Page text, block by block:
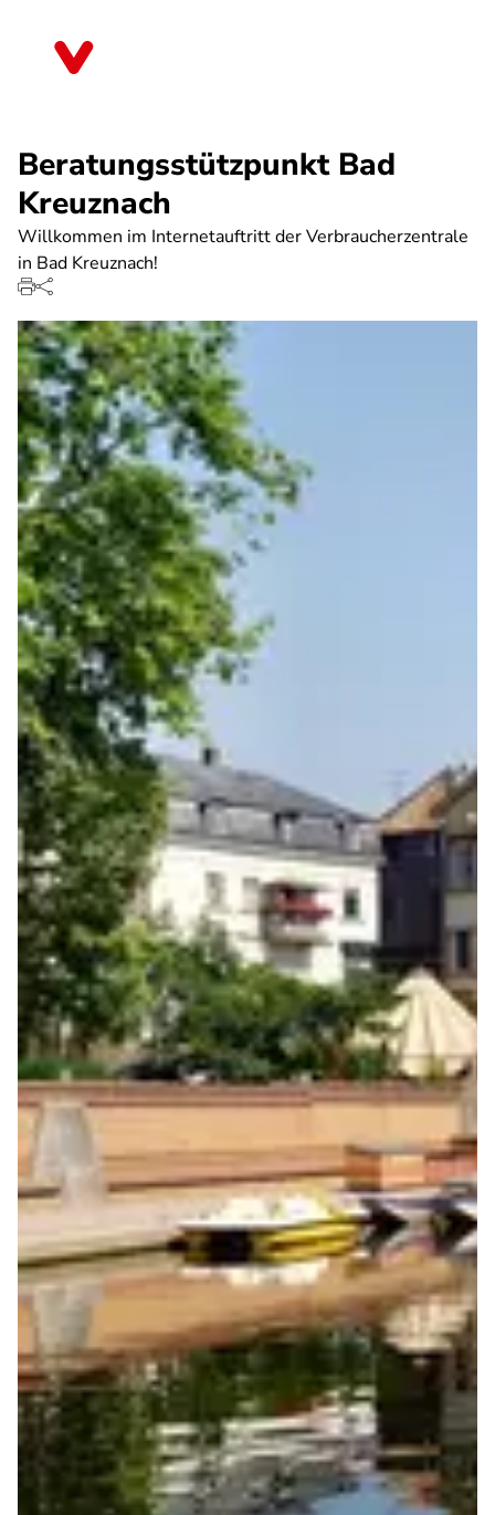
Beratungsstützpunkt Bad
Kreuznach
Willkommen im Internetauftritt der Verbraucherzentrale
in Bad Kreuznach!